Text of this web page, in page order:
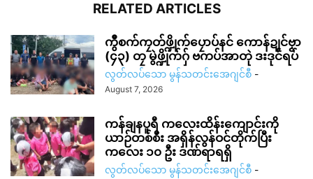
RELATED ARTICLES
ကွဳစက်ကၠတ်ဖ္ဍိုက်ပၠောပ်နင် ကောန်ဍုင်ဗၟာ
(၄၃) တၠ မွဲဖ္ဍိုက်ဂှ် ဗကပ်အာတုဲ ဒးဒုင်ရပ်
လွတ်လပ်သော မွန်သတင်းအေဂျင်စီ -
August 7, 2026
ကန်ချနပူရီ ကလေးထိန်းကျောင်းကို
ယာဉ်တစ်စီး အရှိန်လွန်ဝင်တိုက်ပြီး
ကလေး ၁၀ ဦး ဒဏ်ရာရရှိ
လွတ်လပ်သော မွန်သတင်းအေဂျင်စီ -